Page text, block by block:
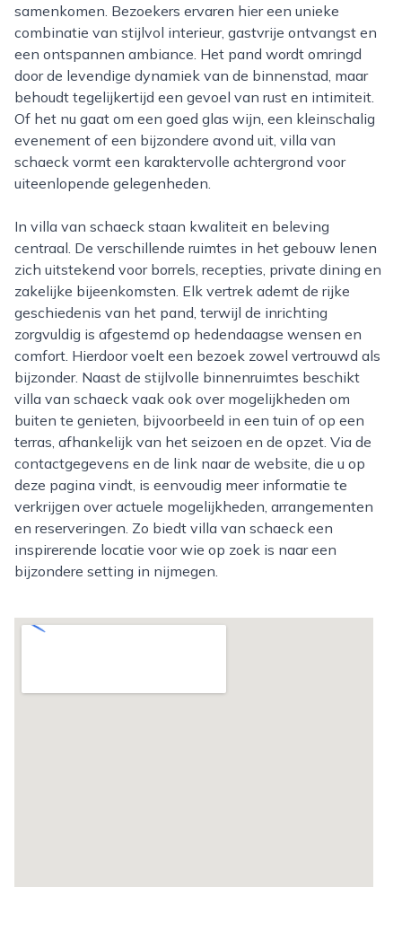
samenkomen. Bezoekers ervaren hier een unieke
combinatie van stijlvol interieur, gastvrije ontvangst en
een ontspannen ambiance. Het pand wordt omringd
door de levendige dynamiek van de binnenstad, maar
behoudt tegelijkertijd een gevoel van rust en intimiteit.
Of het nu gaat om een goed glas wijn, een kleinschalig
evenement of een bijzondere avond uit, villa van
schaeck vormt een karaktervolle achtergrond voor
uiteenlopende gelegenheden.
In villa van schaeck staan kwaliteit en beleving
centraal. De verschillende ruimtes in het gebouw lenen
zich uitstekend voor borrels, recepties, private dining en
zakelijke bijeenkomsten. Elk vertrek ademt de rijke
geschiedenis van het pand, terwijl de inrichting
zorgvuldig is afgestemd op hedendaagse wensen en
comfort. Hierdoor voelt een bezoek zowel vertrouwd als
bijzonder. Naast de stijlvolle binnenruimtes beschikt
villa van schaeck vaak ook over mogelijkheden om
buiten te genieten, bijvoorbeeld in een tuin of op een
terras, afhankelijk van het seizoen en de opzet. Via de
contactgegevens en de link naar de website, die u op
deze pagina vindt, is eenvoudig meer informatie te
verkrijgen over actuele mogelijkheden, arrangementen
en reserveringen. Zo biedt villa van schaeck een
inspirerende locatie voor wie op zoek is naar een
bijzondere setting in nijmegen.